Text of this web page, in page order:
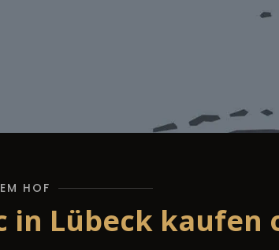
HOF
in Lübeck kaufen